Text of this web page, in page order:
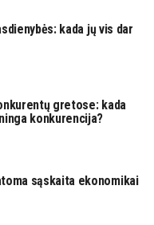
kada jų vis dar
gretose: kada
konkurencija?
sąskaita ekonomikai